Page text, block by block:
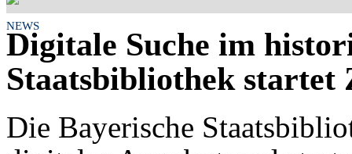
NEWS
Digitale Suche im
Staatsbibliothek startet
Die Bayerische